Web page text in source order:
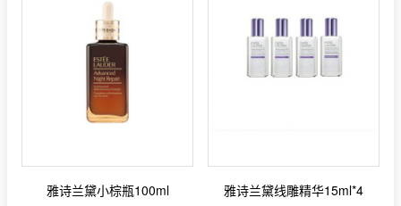
雅诗兰黛小棕瓶100ml
雅诗兰黛线雕精华15ml*4